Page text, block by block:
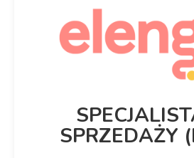
SPRZEDAŻY